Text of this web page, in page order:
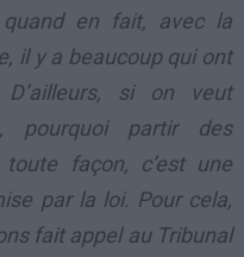
quand en fait, avec la
il y a beaucoup qui ont
si on veut
pourquoi partir des
façon, c’est une
par la loi. Pour cela,
fait appel au Tribunal